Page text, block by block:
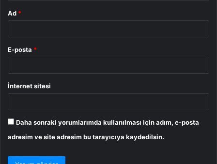
Ad *
E-posta *
İnternet sitesi
Daha sonraki yorumlarımda kullanılması için adım, e-posta
adresim ve site adresim bu tarayıcıya kaydedilsin.